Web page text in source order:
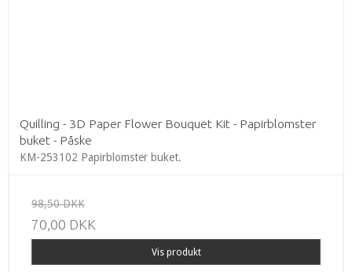
Quilling - 3D Paper Flower Bouquet Kit - Papirblomster
buket - Påske
KM-253102 Papirblomster buket.
98,50 DKK
70,00 DKK
Vis produkt